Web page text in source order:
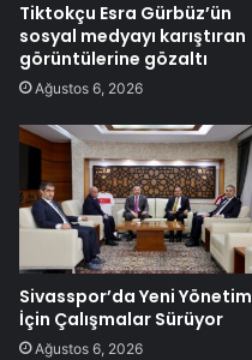
Tiktokçu Esra Gürbüz’ün
sosyal medyayı karıştıran
görüntülerine gözaltı
Ağustos 6, 2026
Sivasspor’da Yeni Yönetim
İçin Çalışmalar Sürüyor
Ağustos 6, 2026